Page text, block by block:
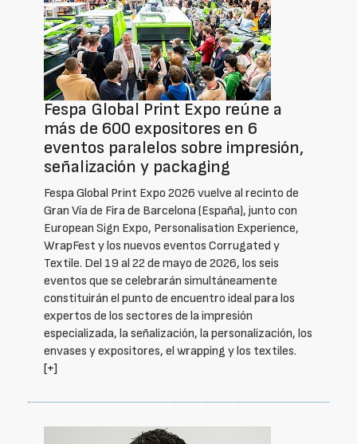
Fespa Global Print Expo reúne a
más de 600 expositores en 6
eventos paralelos sobre impresión,
señalización y packaging
Fespa Global Print Expo 2026 vuelve al recinto de
Gran Vía de Fira de Barcelona (España), junto con
European Sign Expo, Personalisation Experience,
WrapFest y los nuevos eventos Corrugated y
Textile. Del 19 al 22 de mayo de 2026, los seis
eventos que se celebrarán simultáneamente
constituirán el punto de encuentro ideal para los
expertos de los sectores de la impresión
especializada, la señalización, la personalización, los
envases y expositores, el wrapping y los textiles.
[+]